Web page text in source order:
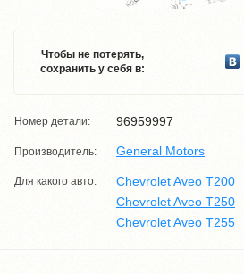
Чтобы не потерять,
сохранить у себя в:
Номер детали: 96959997
Производитель: General Motors
Для какого авто:
Chevrolet Aveo T200
Chevrolet Aveo T250
Chevrolet Aveo T255